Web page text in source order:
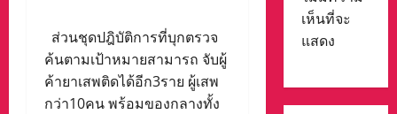
ส่วนชุดปฎิบัติการที่บุกตรวจ
ค้นตามเป้าหมายสามารถ จับผู้
ค้ายาเสพติดได้อีก3ราย ผู้เสพ
กว่า10คน พร้อมของกลางทั้ง
เห็นที่จะ
แสดง